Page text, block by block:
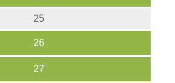
25
26
27